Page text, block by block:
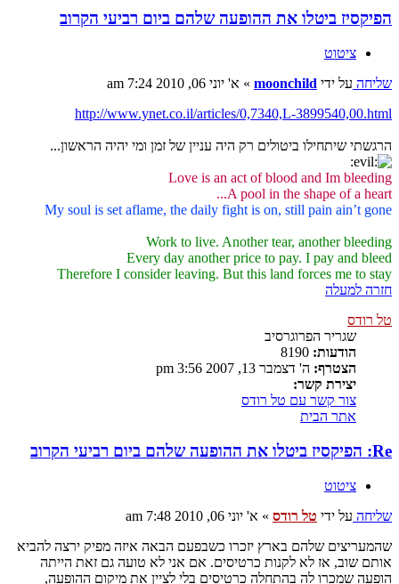
הפיקסיז ביטלו את ההופעה שלהם ביום רביעי הקרוב
ציטוט
שליחה על ידי moonchild
» א' יוני 06, 2010 7:24 am
http://www.ynet.co.il/articles/0,7340,L-3899540,00.html
הרגשתי שיתחילו ביטולים רק היה עניין של זמן ומי יהיה הראשון...
Love is an act of blood and Im bleeding
A pool in the shape of a heart...
My soul is set aflame, the daily fight is on, still pain ain’t gone
Work to live. Another tear, another bleeding
Every day another price to pay. I pay and bleed
Therefore I consider leaving. But this land forces me to stay
חזרה למעלה
טל רודס
שגריר הפרוגרסיב
הודעות:
הצטרף: ה' דצמבר 13, 2007 3:56 pm
יצירת קשר:
צור קשר עם טל רודס
אתר הבית
Re: הפיקסיז ביטלו את ההופעה שלהם ביום רביעי הקרוב
ציטוט
שליחה על ידי טל רודס » א' יוני 06, 2010 7:48 am
שהמעריצים שלהם בארץ יזכרו כשבפעם הבאה איזה מפיק ירצה להביא
אותם שוב, אז לא לקנות כרטיסים. אם אני לא טועה גם זאת הייתה
הופעה שמכרו לה בהתחלה כרטיסים בלי לציין את מיקום ההופעה,